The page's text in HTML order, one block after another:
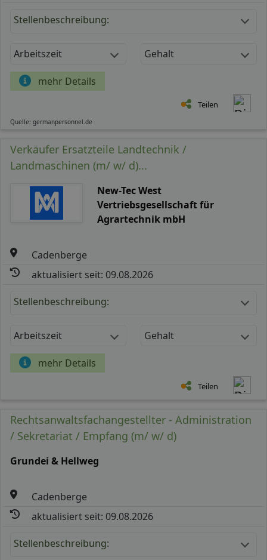
Stellenbeschreibung:
Arbeitszeit Gehalt
mehr Details
Teilen
Quelle: germanpersonnel.de
Verkäufer Ersatzteile Landtechnik /
Landmaschinen (m/ w/ d)...
New-Tec West
Vertriebsgesellschaft für
Agrartechnik mbH
Cadenberge
aktualisiert seit: 09.08.2026
Stellenbeschreibung:
Arbeitszeit Gehalt
mehr Details
Teilen
Rechtsanwaltsfachangestellter - Administration
/ Sekretariat / Empfang (m/ w/ d)
Grundei & Hellweg
Cadenberge
aktualisiert seit: 09.08.2026
Stellenbeschreibung: